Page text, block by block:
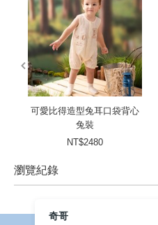
可愛比得造型兔耳口袋背心
兔裝
NT$2480
prev
瀏覽紀錄
prev
奇哥